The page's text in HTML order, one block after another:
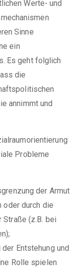
Werte- und
Sinne
ein
Es geht folglich
die
annimmt und
Probleme
der Armut
oder durch die
Straße (z.B. bei
Entstehung und
Rolle spielen